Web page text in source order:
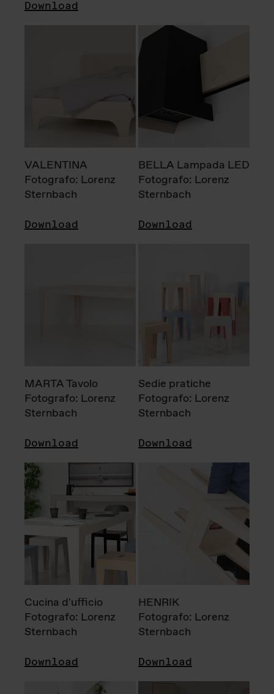
Download
VALENTINA
Fotografo: Lorenz
Sternbach
Download
BELLA Lampada LED
Fotografo: Lorenz
Sternbach
Download
MARTA Tavolo
Fotografo: Lorenz
Sternbach
Download
Sedie pratiche
Fotografo: Lorenz
Sternbach
Download
Cucina d'ufficio
Fotografo: Lorenz
Sternbach
Download
HENRIK
Fotografo: Lorenz
Sternbach
Download